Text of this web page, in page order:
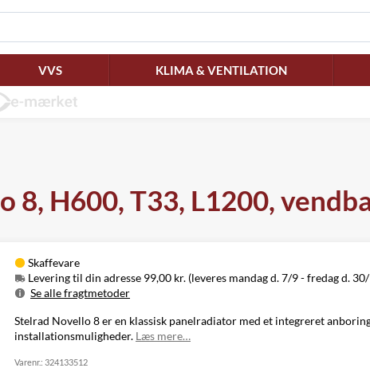
VVS KLIMA & VENTILATION
8, H600, T33, L1200,
Skaffevare
Levering til din adresse 99,00 kr. (leveres mandag d. 7/9 - fredag d.
Se alle fragtmetoder
Metode
Pris
Leveres
Levering til
Mandag d. 7/9
Stelrad Novello 8 er en klassisk panelradiator med et integreret
installationsmuligheder. Læs mere…
Varenr.: 324133512